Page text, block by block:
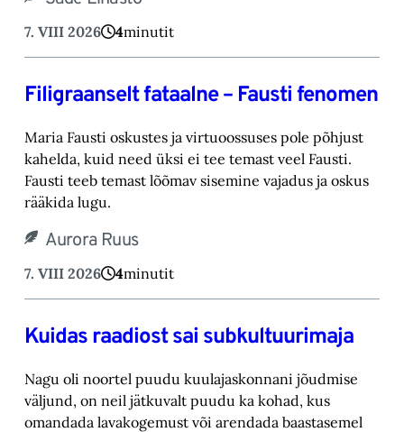
7. VIII 2026 4minutit
Filigraanselt fataalne – Fausti fenomen
Maria Fausti oskustes ja virtuoossuses pole põhjust
kahelda, kuid need üksi ei tee temast ‎veel Fausti.
Fausti teeb temast lõõmav sisemine vajadus ja oskus
rääkida lugu.‎
Aurora Ruus
7. VIII 2026 4minutit
Kuidas raadiost sai subkultuurimaja
Nagu oli noortel puudu kuulajaskonnani jõudmise
väljund, on neil jätkuvalt puudu ka kohad, ‎kus
omandada lavakogemust või arendada baastasemel